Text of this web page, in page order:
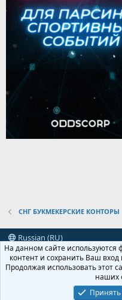
СНГ БУКМЕКЕРСКИЕ КОНТОРЫ
Russian (RU)
Условия и правила
R
Add-ons by Brivium™ ©
На данном сайте используются
контент и сохранить Ваш вход
Продолжая использовать этот
наших
Принять